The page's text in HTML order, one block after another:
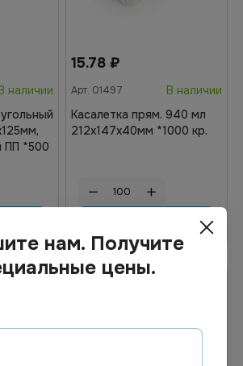
наличии
ПП *500
15.78 ₽
Арт. 01497
В наличии
Касалетка прям. 940 мл
212х147х40мм *1000 кр.
нам. Получите
цены.